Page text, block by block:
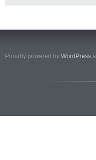
Proudly powered by WordPress